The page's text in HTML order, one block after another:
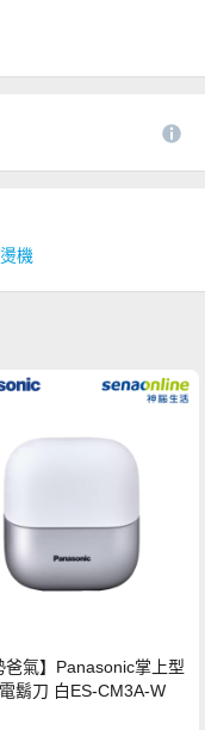
機
爸氣】Panasonic掌上型
鬍刀 白ES-CM3A-W